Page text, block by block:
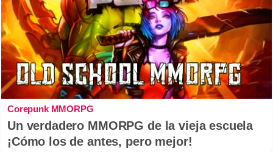
Corepunk MMORPG
Un verdadero MMORPG de la vieja escuela
¡Cómo los de antes, pero mejor!